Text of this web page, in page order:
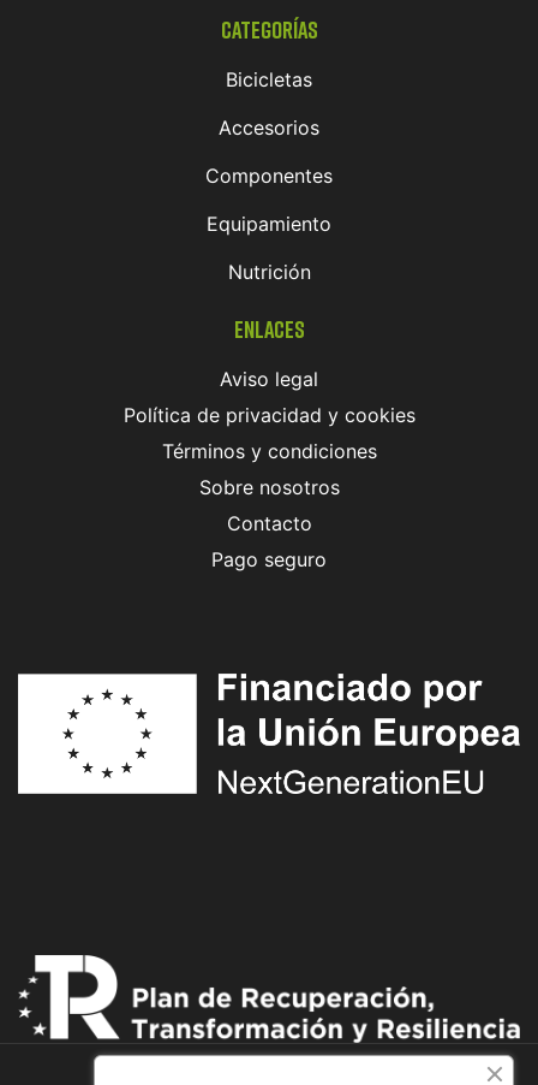
Categorías
Bicicletas
Accesorios
Componentes
Equipamiento
Nutrición
Enlaces
Aviso legal
Política de privacidad y cookies
Términos y condiciones
Sobre nosotros
Contacto
Pago seguro